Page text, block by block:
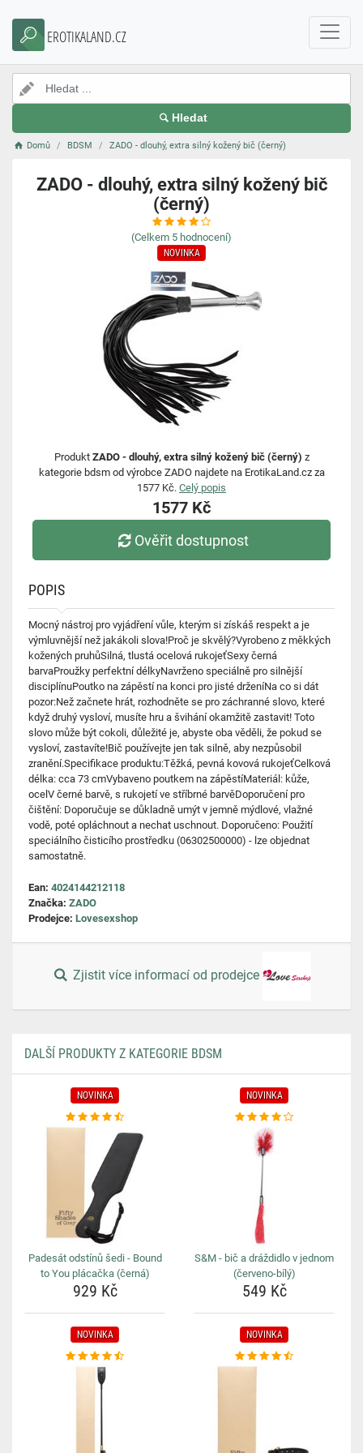
EROTIKALAND.CZ
Hledat
Domů BDSM ZADO - dlouhý, extra silný kožený bič (černý)
ZADO - dlouhý, extra silný kožený bič
(černý)
(Celkem 5 hodnocení)
NOVINKA
Produkt ZADO - dlouhý, extra silný kožený bič (černý) z
kategorie bdsm od výrobce ZADO najdete na ErotikaLand.cz za
1577 Kč. Celý popis
1577 Kč
Ověřit dostupnost
POPIS
Mocný nástroj pro vyjádření vůle, kterým si získáš respekt a je
výmluvnější než jakákoli slova!Proč je skvělý?Vyrobeno z měkkých
kožených pruhůSilná, tlustá ocelová rukojeťSexy černá
barvaProužky perfektní délkyNavrženo speciálně pro silnější
disciplínuPoutko na zápěstí na konci pro jisté drženíNa co si dát
pozor:Než začnete hrát, rozhodněte se pro záchranné slovo, které
když druhý vysloví, musíte hru a švihání okamžitě zastavit! Toto
slovo může být cokoli, důležité je, abyste oba věděli, že pokud se
vysloví, zastavíte!Bič používejte jen tak silně, aby nezpůsobil
zranění.Specifikace produktu:Těžká, pevná kovová rukojeťCelková
délka: cca 73 cmVybaveno poutkem na zápěstíMateriál: kůže,
ocelV černé barvě, s rukojetí ve stříbrné barvěDoporučení pro
čištění: Doporučuje se důkladně umýt v jemně mýdlové, vlažné
vodě, poté opláchnout a nechat uschnout. Doporučeno: Použití
speciálního čisticího prostředku (06302500000) - lze objednat
samostatně.
Ean: 4024144212118
Značka: ZADO
Prodejce: Lovesexshop
Zjistit více informací od prodejce
DALŠÍ PRODUKTY Z KATEGORIE BDSM
NOVINKA
Padesát odstínů šedi - Bound
to You plácačka (černá)
929 Kč
NOVINKA
S&M - bič a dráždidlo v jednom
(červeno-bílý)
549 Kč
NOVINKA NOVINKA